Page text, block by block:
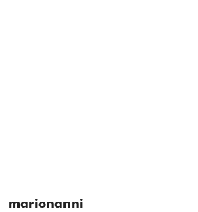
marionanni